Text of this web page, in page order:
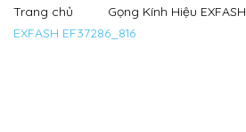
Trang chủ Gọng Kính Hiệu EXFASH
EXFASH EF37286_816